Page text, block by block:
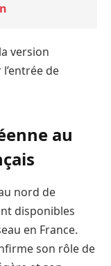
version
de
au
nord de
disponibles
en France.
son rôle de